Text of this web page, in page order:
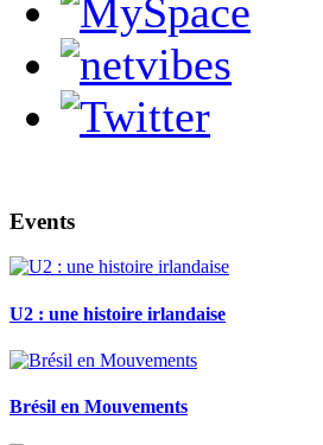
Events
U2 : une histoire irlandaise
Brésil en Mouvements